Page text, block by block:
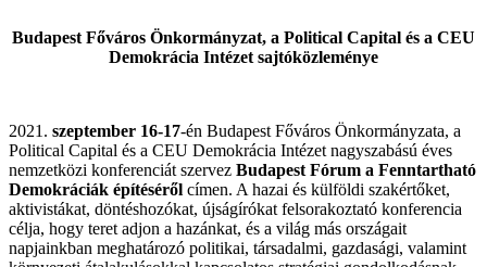
Budapest Főváros Önkormányzat, a Political Capital és a CEU
Demokrácia Intézet sajtóközleménye
2021. szeptember 16-17-én Budapest Főváros Önkormányzata, a
Political Capital és a CEU Demokrácia Intézet nagyszabású éves
nemzetközi konferenciát szervez Budapest Fórum a Fenntartható
Demokráciák építéséről címen. A hazai és külföldi szakértőket,
aktivistákat, döntéshozókat, újságírókat felsorakoztató konferencia
célja, hogy teret adjon a hazánkat, és a világ más országait
napjainkban meghatározó politikai, társadalmi, gazdasági, valamint